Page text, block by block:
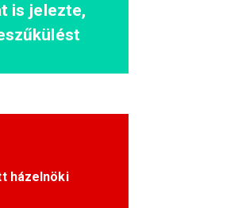
is jelezte,
házelnöki